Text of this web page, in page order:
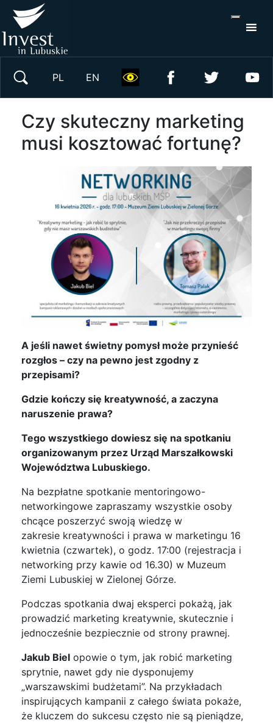
PL EN
Czy skuteczny marketing
musi kosztować fortunę?
A jeśli nawet świetny pomysł może przynieść
rozgłos – czy na pewno jest zgodny z
przepisami?
Gdzie kończy się kreatywność, a zaczyna
naruszenie prawa?
Tego wszystkiego dowiesz się na spotkaniu
organizowanym przez Urząd Marszałkowski
Województwa Lubuskiego.
Na bezpłatne spotkanie mentoringowo-
networkingowe zapraszamy wszystkie osoby
chcące poszerzyć swoją wiedzę w
zakresie kreatywności i prawa w marketingu 16
kwietnia (czwartek), o godz. 17:00 (rejestracja i
networking przy kawie od 16.30) w Muzeum
Ziemi Lubuskiej w Zielonej Górze.
Podczas spotkania dwaj eksperci pokażą, jak
prowadzić marketing kreatywnie, skutecznie i
jednocześnie bezpiecznie od strony prawnej.
Jakub Biel opowie o tym, jak robić marketing
sprytnie, nawet gdy nie dysponujemy
„warszawskimi budżetami”. Na przykładach
inspirujących kampanii z całego świata pokaże,
że kluczem do sukcesu często nie są pieniądze,
Wyszukaj w serwisie